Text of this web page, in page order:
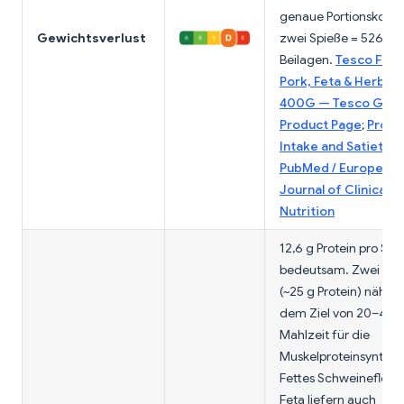
Gewichtsverlust
genaue
zwei Spieße = 526
Beilagen. Tesco Fire
Pork, Feta & Herb
400G — Tesco
Product Page;
Intake and Satiety —
PubMed / European
Journal of Clinical
Nutrition
12,6 g Protein pro
bedeutsam. Zwei
(~25 g Protein)
dem Ziel von 20–40
Mahlzeit für die
Fettes
Feta liefern auch